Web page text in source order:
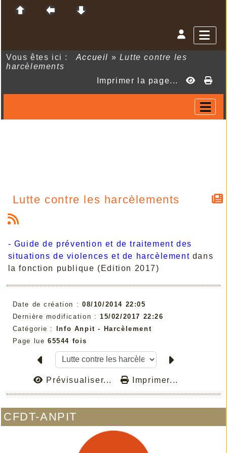
Vous êtes ici : Accueil » Lutte contre les
harcèlements
Imprimer la page...
CFDT-ANPIT
Lutte contre les harcèlements
- Guide de prévention et de traitement des
situations de violences et de harcèlement dans
la fonction publique (Edition 2017)
Date de création : 08/10/2014 22:05
Dernière modification : 15/02/2017 22:26
Catégorie : Info Anpit - Harcèlement
Page lue 65544 fois
Prévisualiser... Imprimer...